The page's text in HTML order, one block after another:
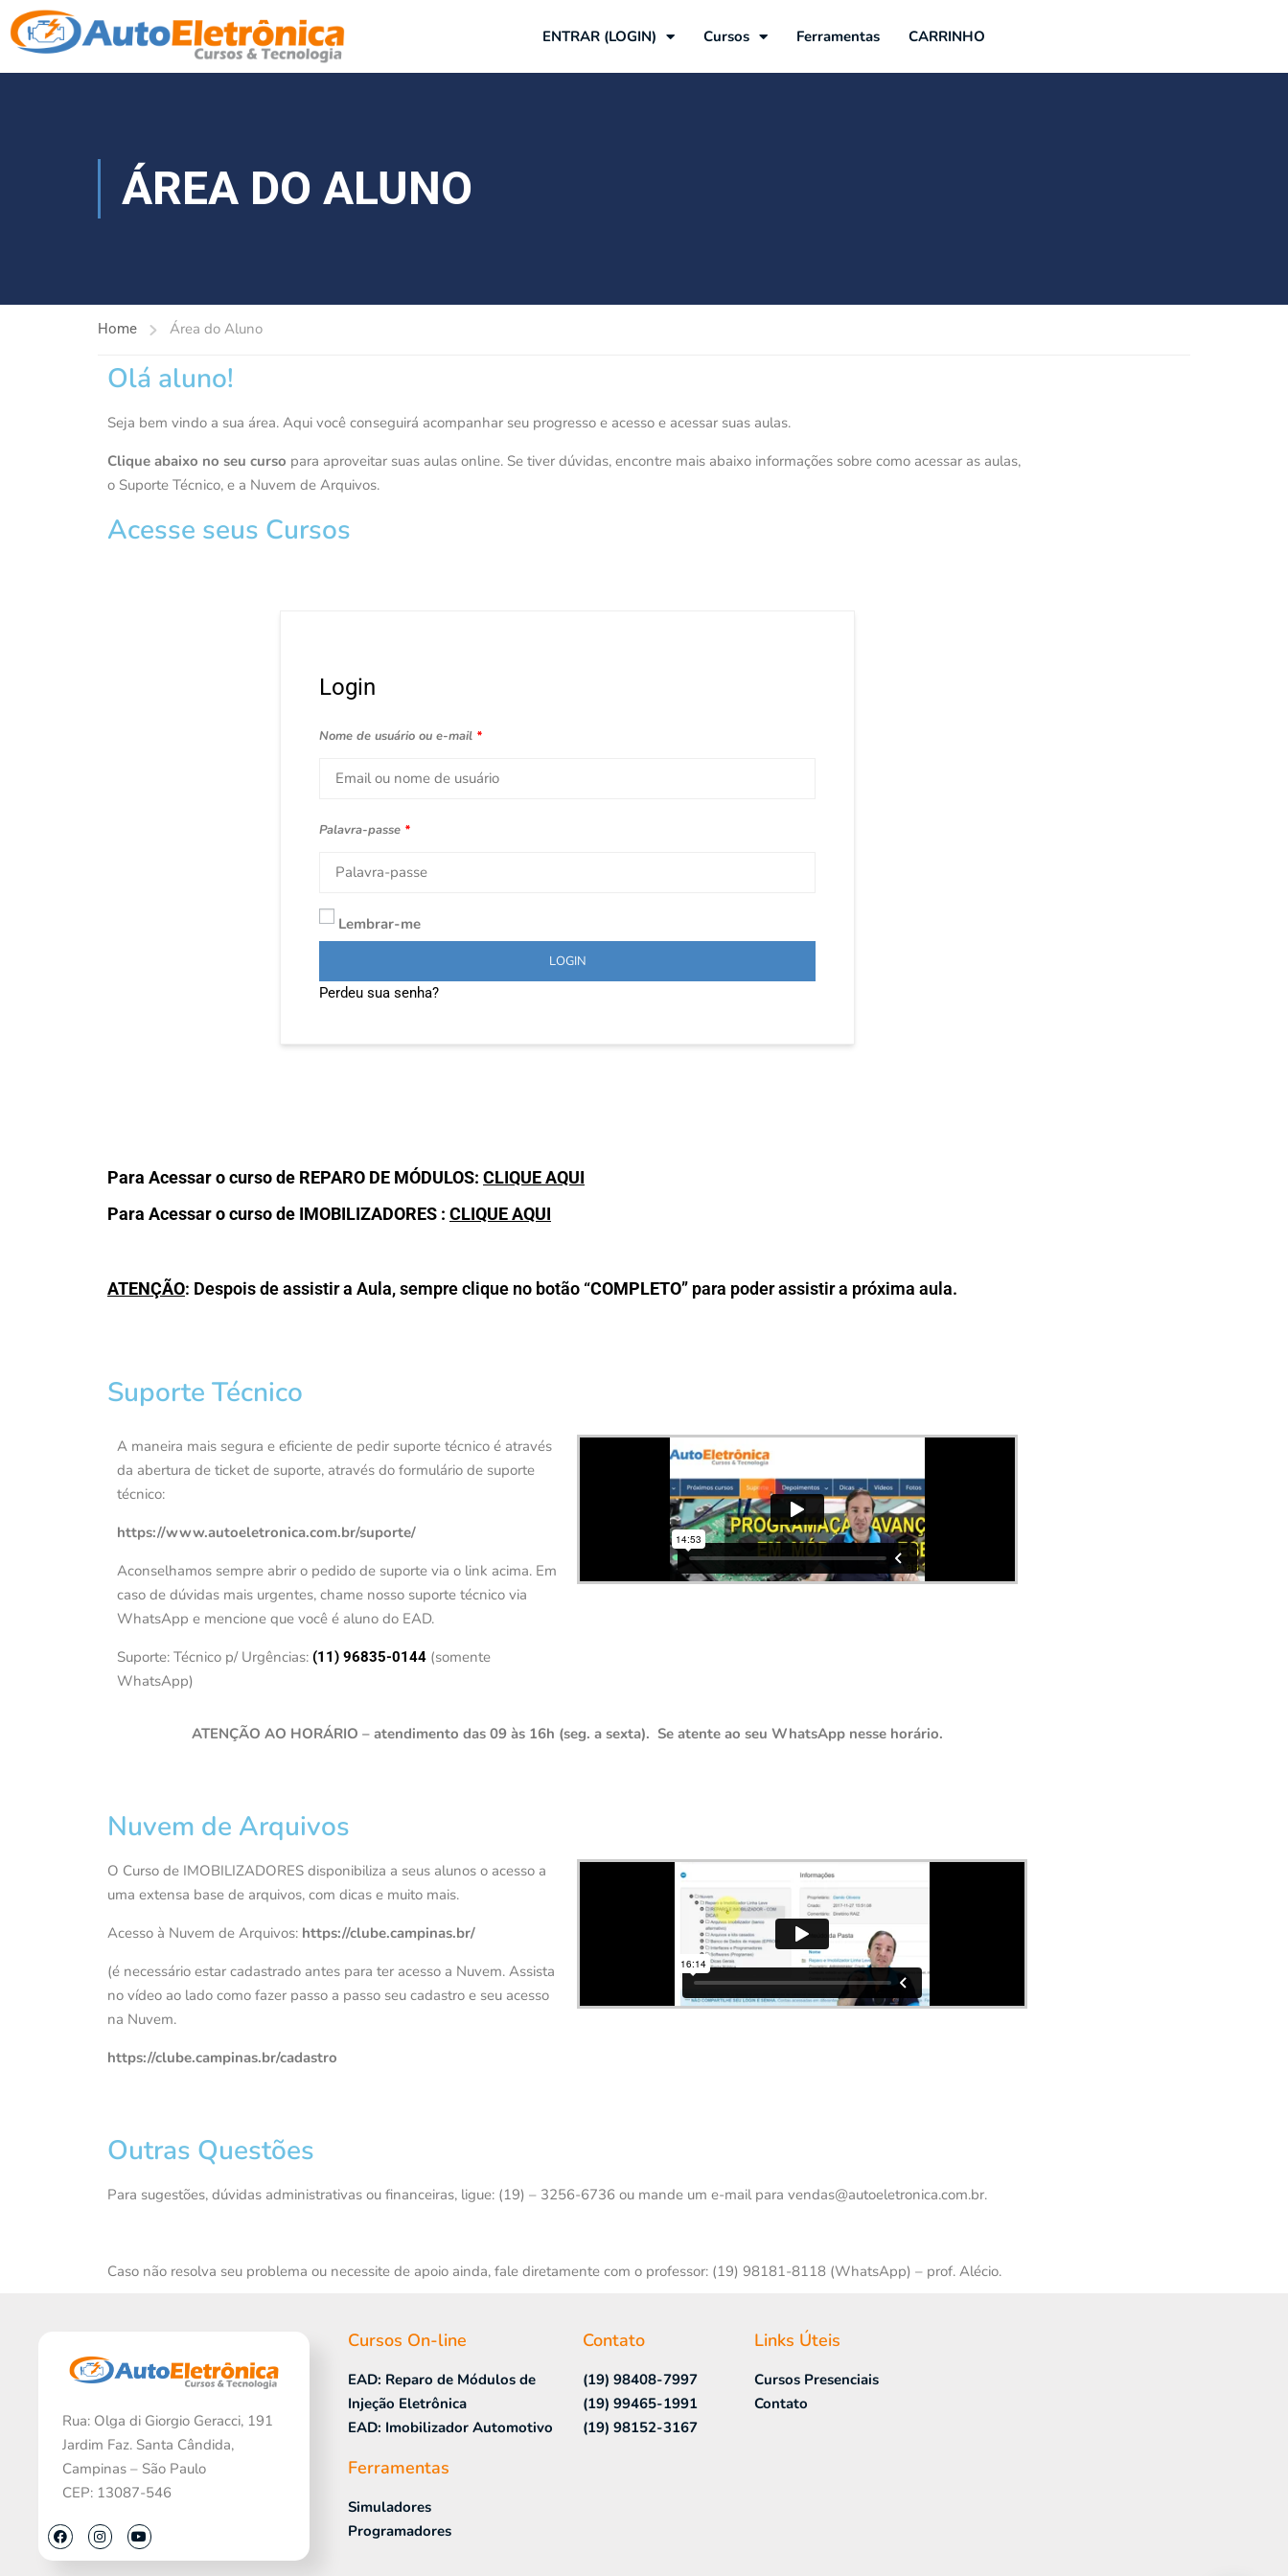
ENTRAR (LOGIN) Cursos Ferramentas CARRINHO
ÁREA DO ALUNO
Home Área do Aluno
Olá aluno!
Seja bem vindo a sua área. Aqui você conseguirá acompanhar seu progresso e acesso e acessar suas aulas.
Clique abaixo no seu curso para aproveitar suas aulas online. Se tiver dúvidas, encontre mais abaixo informações sobre como acessar as aulas,
o Suporte Técnico, e a Nuvem de Arquivos.
Acesse seus Cursos
Login
Nome de usuário ou e-mail *
Palavra-passe *
Lembrar-me
LOGIN
Perdeu sua senha?
Para Acessar o curso de REPARO DE MÓDULOS: CLIQUE AQUI
Para Acessar o curso de IMOBILIZADORES : CLIQUE AQUI
ATENÇÃO: Despois de assistir a Aula, sempre clique no botão “COMPLETO” para poder assistir a próxima aula.
Suporte Técnico
A maneira mais segura e eficiente de pedir suporte técnico é através
da abertura de ticket de suporte, através do formulário de suporte
técnico:
https://www.autoeletronica.com.br/suporte/
Aconselhamos sempre abrir o pedido de suporte via o link acima. Em
caso de dúvidas mais urgentes, chame nosso suporte técnico via
WhatsApp e mencione que você é aluno do EAD.
Suporte: Técnico p/ Urgências: (11) 96835-0144 (somente
WhatsApp)
ATENÇÃO AO HORÁRIO – atendimento das 09 às 16h (seg. a sexta). Se atente ao seu WhatsApp nesse horário.
Nuvem de Arquivos
O Curso de IMOBILIZADORES disponibiliza a seus alunos o acesso a
uma extensa base de arquivos, com dicas e muito mais.
Acesso à Nuvem de Arquivos: https://clube.campinas.br/
(é necessário estar cadastrado antes para ter acesso a Nuvem. Assista
no vídeo ao lado como fazer passo a passo seu cadastro e seu acesso
na Nuvem.
https://clube.campinas.br/cadastro
Outras Questões
Para sugestões, dúvidas administrativas ou financeiras, ligue: (19) – 3256-6736 ou mande um e-mail para vendas@autoeletronica.com.br.
Caso não resolva seu problema ou necessite de apoio ainda, fale diretamente com o professor: (19) 98181-8118 (WhatsApp) – prof. Alécio.
Rua: Olga di Giorgio Geracci, 191
Jardim Faz. Santa Cândida,
Campinas – São Paulo
CEP: 13087-546
Cursos On-line
EAD: Reparo de Módulos de
Injeção Eletrônica
EAD: Imobilizador Automotivo
Ferramentas
Simuladores
Programadores
Contato
(19) 98408-7997
(19) 99465-1991
(19) 98152-3167
Links Úteis
Cursos Presenciais
Contato